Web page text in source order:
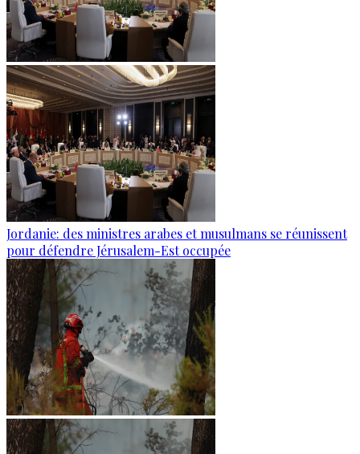
Jordanie: des ministres arabes et musulmans se réunissent
pour défendre Jérusalem-Est occupée